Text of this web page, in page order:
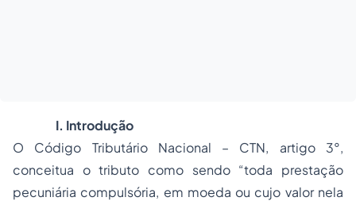
I. Introdução
O Código Tributário Nacional – CTN, artigo 3°,
conceitua o tributo como sendo “toda prestação
pecuniária compulsória, em moeda ou cujo valor nela